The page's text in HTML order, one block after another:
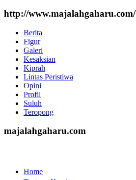
http://www.majalahgaharu.com/
Berita
Figur
Galeri
Kesaksian
Kiprah
Lintas Peristiwa
Opini
Profil
Suluh
Teropong
majalahgaharu.com
Home